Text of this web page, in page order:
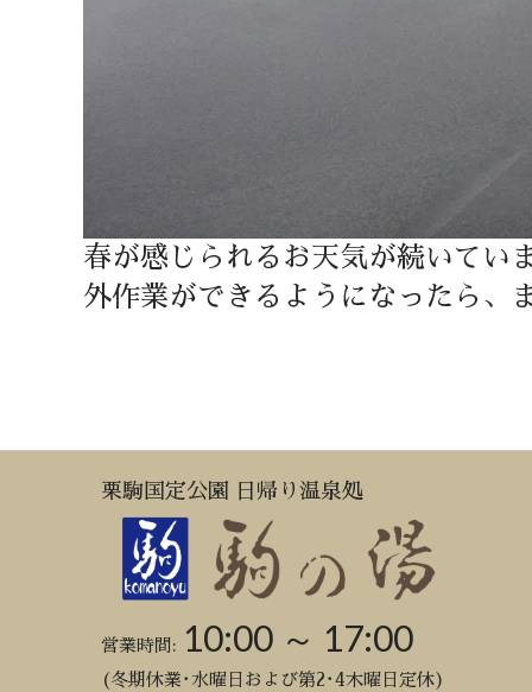
春が感じられるお天気が続いてい
外作業ができるようになったら、
栗駒国定公園 日帰り温泉処
営業時間: 10:00 ～ 17:00
(冬期休業･水曜日および第2･4木曜日定休)